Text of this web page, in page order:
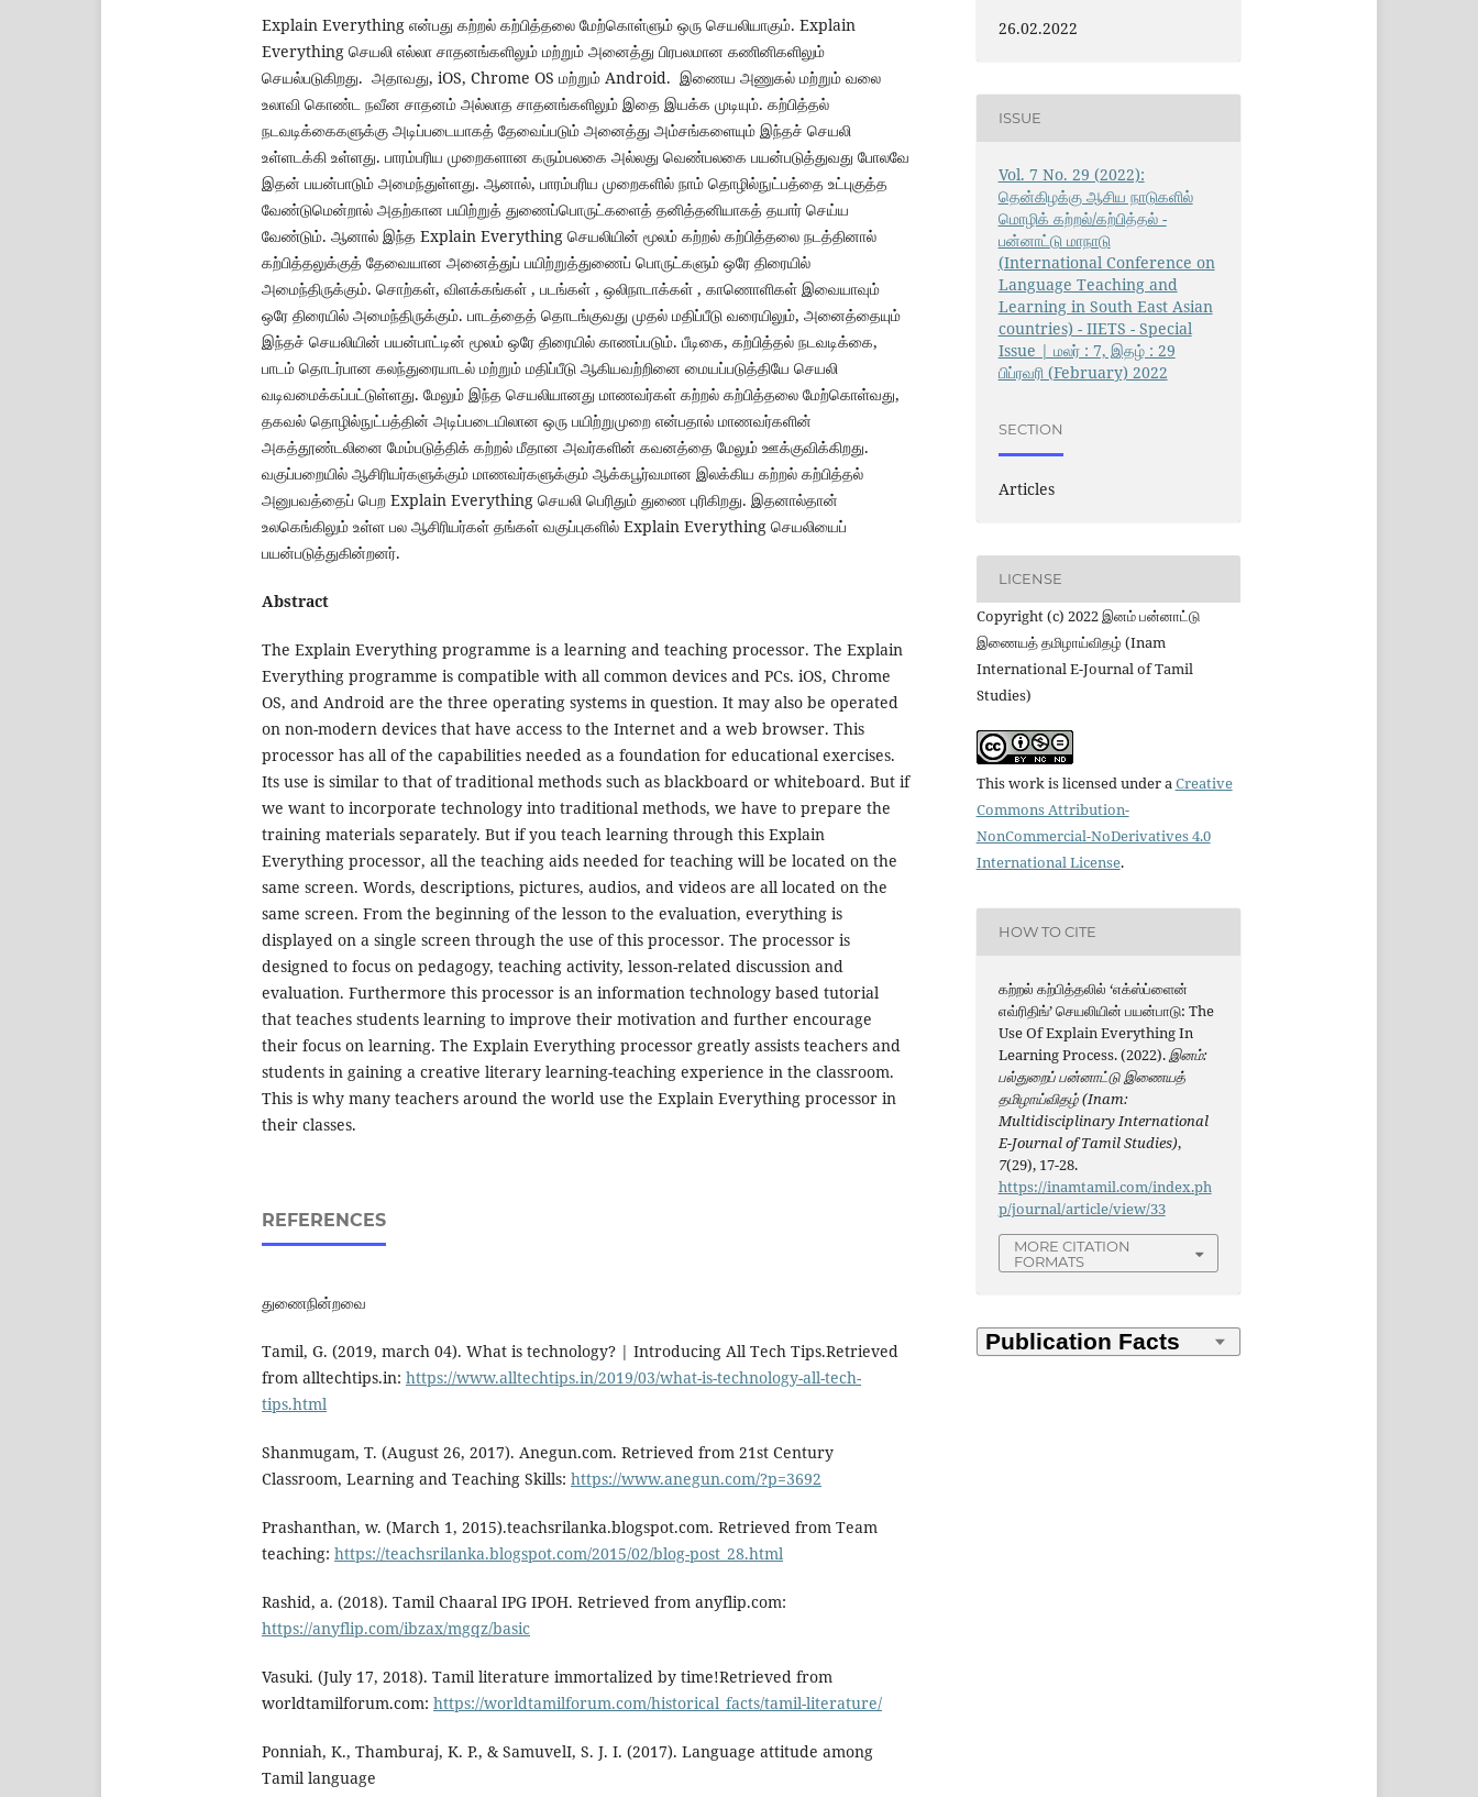
Explain Everything என்பது கற்றல் கற்பித்தலை மேற்கொள்ளும் ஒரு செயலியாகும். Explain
Everything செயலி எல்லா சாதனங்களிலும் மற்றும் அனைத்து பிரபலமான கணினிகளிலும்
செயல்படுகிறது. அதாவது, iOS, Chrome OS மற்றும் Android. இணைய அணுகல் மற்றும் வலை
உலாவி கொண்ட நவீன சாதனம் அல்லாத சாதனங்களிலும் இதை இயக்க முடியும். கற்பித்தல்
நடவடிக்கைகளுக்கு அடிப்படையாகத் தேவைப்படும் அனைத்து அம்சங்களையும் இந்தச் செயலி
உள்ளடக்கி உள்ளது. பாரம்பரிய முறைகளான கரும்பலகை அல்லது வெண்பலகை பயன்படுத்துவது போலவே
இதன் பயன்பாடும் அமைந்துள்ளது. ஆனால், பாரம்பரிய முறைகளில் நாம் தொழில்நுட்பத்தை உட்புகுத்த
வேண்டுமென்றால் அதற்கான பயிற்றுத் துணைப்பொருட்களைத் தனித்தனியாகத் தயார் செய்ய
வேண்டும். ஆனால் இந்த Explain Everything செயலியின் மூலம் கற்றல் கற்பித்தலை நடத்தினால்
கற்பித்தலுக்குத் தேவையான அனைத்துப் பயிற்றுத்துணைப் பொருட்களும் ஒரே திரையில்
அமைந்திருக்கும். சொற்கள், விளக்கங்கள் , படங்கள் , ஒலிநாடாக்கள் , காணொளிகள் இவையாவும்
ஒரே திரையில் அமைந்திருக்கும். பாடத்தைத் தொடங்குவது முதல் மதிப்பீடு வரையிலும், அனைத்தையும்
இந்தச் செயலியின் பயன்பாட்டின் மூலம் ஒரே திரையில் காணப்படும். பீடிகை, கற்பித்தல் நடவடிக்கை,
பாடம் தொடர்பான கலந்துரையாடல் மற்றும் மதிப்பீடு ஆகியவற்றினை மையப்படுத்தியே செயலி
வடிவமைக்கப்பட்டுள்ளது. மேலும் இந்த செயலியானது மாணவர்கள் கற்றல் கற்பித்தலை மேற்கொள்வது,
தகவல் தொழில்நுட்பத்தின் அடிப்படையிலான ஒரு பயிற்றுமுறை என்பதால் மாணவர்களின்
அகத்தூண்டலினை மேம்படுத்திக் கற்றல் மீதான அவர்களின் கவனத்தை மேலும் ஊக்குவிக்கிறது.
வகுப்பறையில் ஆசிரியர்களுக்கும் மாணவர்களுக்கும் ஆக்கபூர்வமான இலக்கிய கற்றல் கற்பித்தல்
அனுபவத்தைப் பெற Explain Everything செயலி பெரிதும் துணை புரிகிறது. இதனால்தான்
உலகெங்கிலும் உள்ள பல ஆசிரியர்கள் தங்கள் வகுப்புகளில் Explain Everything செயலியைப்
பயன்படுத்துகின்றனர்.
Abstract
The Explain Everything programme is a learning and teaching processor. The Explain
Everything programme is compatible with all common devices and PCs. iOS, Chrome
OS, and Android are the three operating systems in question. It may also be operated
on non-modern devices that have access to the Internet and a web browser. This
processor has all of the capabilities needed as a foundation for educational exercises.
Its use is similar to that of traditional methods such as blackboard or whiteboard. But if
we want to incorporate technology into traditional methods, we have to prepare the
training materials separately. But if you teach learning through this Explain
Everything processor, all the teaching aids needed for teaching will be located on the
same screen. Words, descriptions, pictures, audios, and videos are all located on the
same screen. From the beginning of the lesson to the evaluation, everything is
displayed on a single screen through the use of this processor. The processor is
designed to focus on pedagogy, teaching activity, lesson-related discussion and
evaluation. Furthermore this processor is an information technology based tutorial
that teaches students learning to improve their motivation and further encourage
their focus on learning. The Explain Everything processor greatly assists teachers and
students in gaining a creative literary learning-teaching experience in the classroom.
This is why many teachers around the world use the Explain Everything processor in
their classes.
REFERENCES
துணைநின்றவை
Tamil, G. (2019, march 04). What is technology? | Introducing All Tech Tips.Retrieved
from alltechtips.in: https://www.alltechtips.in/2019/03/what-is-technology-all-tech-
tips.html
Shanmugam, T. (August 26, 2017). Anegun.com. Retrieved from 21st Century
Classroom, Learning and Teaching Skills: https://www.anegun.com/?p=3692
Prashanthan, w. (March 1, 2015).teachsrilanka.blogspot.com. Retrieved from Team
teaching: https://teachsrilanka.blogspot.com/2015/02/blog-post_28.html
Rashid, a. (2018). Tamil Chaaral IPG IPOH. Retrieved from anyflip.com:
https://anyflip.com/ibzax/mgqz/basic
Vasuki. (July 17, 2018). Tamil literature immortalized by time!Retrieved from
worldtamilforum.com: https://worldtamilforum.com/historical_facts/tamil-literature/
Ponniah, K., Thamburaj, K. P., & SamuvelI, S. J. I. (2017). Language attitude among
Tamil language
26.02.2022
ISSUE
Vol. 7 No. 29 (2022):
தென்கிழக்கு ஆசிய நாடுகளில்
மொழிக் கற்றல்/கற்பித்தல் -
பன்னாட்டு மாநாடு
(International Conference on
Language Teaching and
Learning in South East Asian
countries) - IIETS - Special
Issue | மலர் : 7, இதழ் : 29
பிப்ரவரி (February) 2022
SECTION
Articles
LICENSE
Copyright (c) 2022 இனம் பன்னாட்டு
இணையத் தமிழாய்விதழ் (Inam
International E-Journal of Tamil
Studies)
This work is licensed under aCreative
Commons Attribution-
NonCommercial-NoDerivatives 4.0
International License.
HOW TO CITE
கற்றல் கற்பித்தலில் ‘எக்ஸ்ப்ளைன்
எவ்ரிதிங்’ செயலியின் பயன்பாடு: The
Use Of Explain Everything In
Learning Process. (2022).இனம்:
பல்துறைப் பன்னாட்டு இணையத்
தமிழாய்விதழ் (Inam:
Multidisciplinary International
E-Journal of Tamil Studies),
7(29), 17-28.
https://inamtamil.com/index.ph
p/journal/article/view/33
MORE CITATION
FORMATS